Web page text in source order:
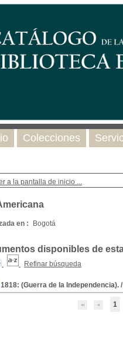
a la pantalla de inicio ...
en : Bogotá
disponibles de
Refinar búsqueda
1818: (Guerra de la Independencia).
1
Colecciones